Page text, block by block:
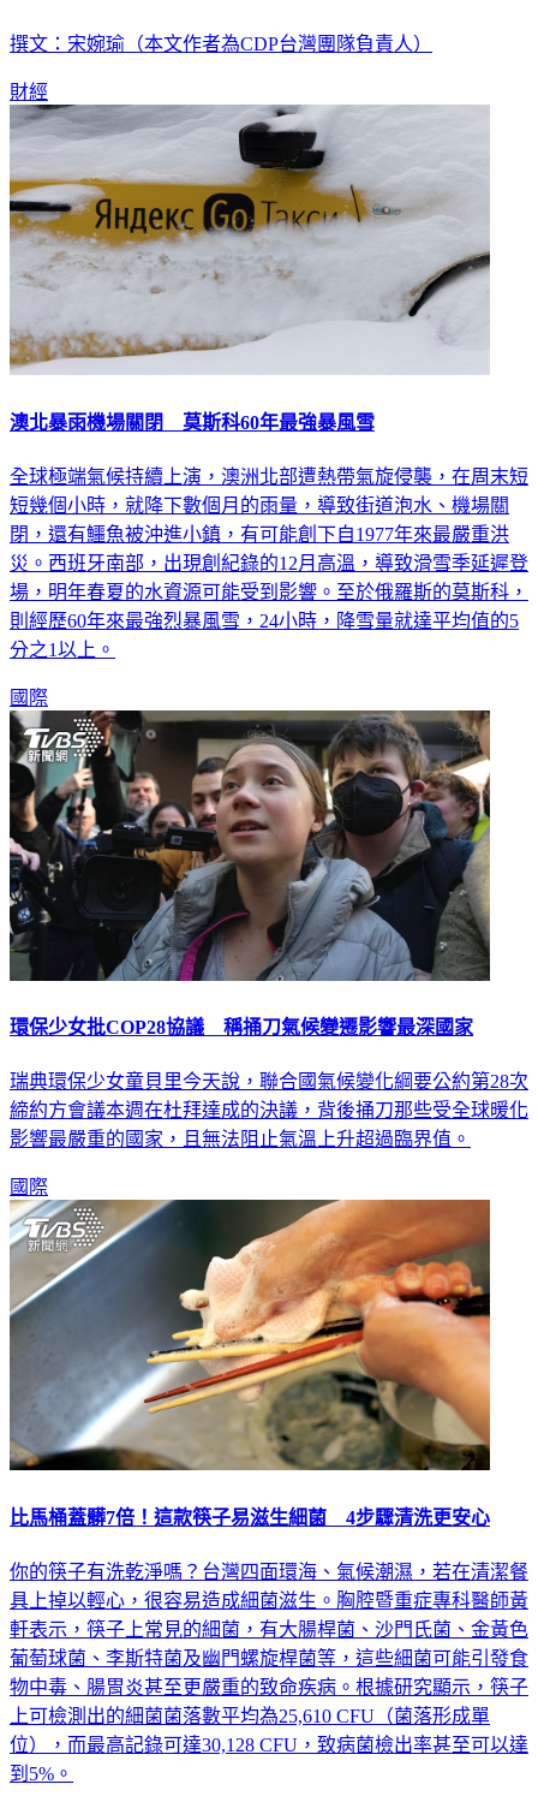
撰文：宋婉瑜（本文作者為CDP台灣團隊負責人）
財經
澳北暴雨機場關閉 莫斯科60年最強暴風雪
全球極端氣候持續上演，澳洲北部遭熱帶氣旋侵襲，在周末短
短幾個小時，就降下數個月的雨量，導致街道泡水、機場關
閉，還有鱷魚被沖進小鎮，有可能創下自1977年來最嚴重洪
災。西班牙南部，出現創紀錄的12月高溫，導致滑雪季延遲登
場，明年春夏的水資源可能受到影響。至於俄羅斯的莫斯科，
則經歷60年來最強烈暴風雪，24小時，降雪量就達平均值的5
分之1以上。
國際
環保少女批COP28協議 稱捅刀氣候變遷影響最深國家
瑞典環保少女童貝里今天說，聯合國氣候變化綱要公約第28次
締約方會議本週在杜拜達成的決議，背後捅刀那些受全球暖化
影響最嚴重的國家，且無法阻止氣溫上升超過臨界值。
國際
比馬桶蓋髒7倍！這款筷子易滋生細菌 4步驟清洗更安心
你的筷子有洗乾淨嗎？台灣四面環海、氣候潮濕，若在清潔餐
具上掉以輕心，很容易造成細菌滋生。胸腔暨重症專科醫師黃
軒表示，筷子上常見的細菌，有大腸桿菌、沙門氏菌、金黃色
葡萄球菌、李斯特菌及幽門螺旋桿菌等，這些細菌可能引發食
物中毒、腸胃炎甚至更嚴重的致命疾病。根據研究顯示，筷子
上可檢測出的細菌菌落數平均為25,610 CFU（菌落形成單
位），而最高記錄可達30,128 CFU，致病菌檢出率甚至可以達
到5%。